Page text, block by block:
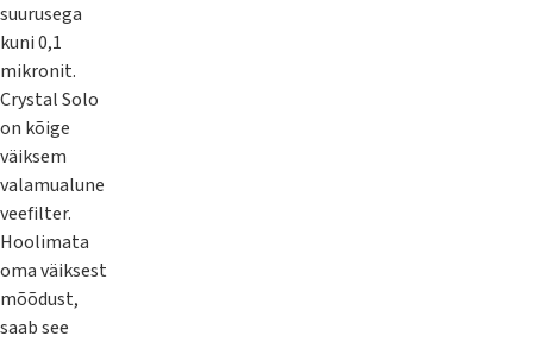
suurusega
kuni 0,1
mikronit.
Crystal Solo
on kõige
väiksem
valamualune
veefilter.
Hoolimata
oma väiksest
mõõdust,
saab see